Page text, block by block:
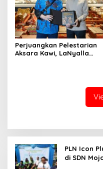
Perjuangkan Pelestarian
Aksara Kawi, LaNyalla
PLN Icon
di SDN